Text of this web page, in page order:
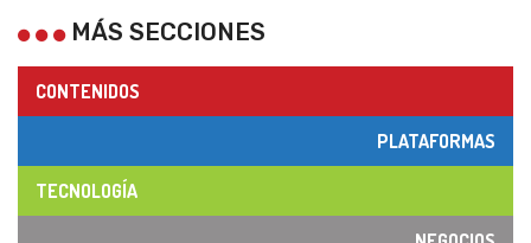
MÁS SECCIONES
CONTENIDOS
PLATAFORMAS
TECNOLOGÍA